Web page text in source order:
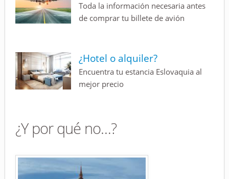
Toda la información necesaria antes
de comprar tu billete de avión
¿Hotel o alquiler?
Encuentra tu estancia Eslovaquia al
mejor precio
¿Y por qué no…?